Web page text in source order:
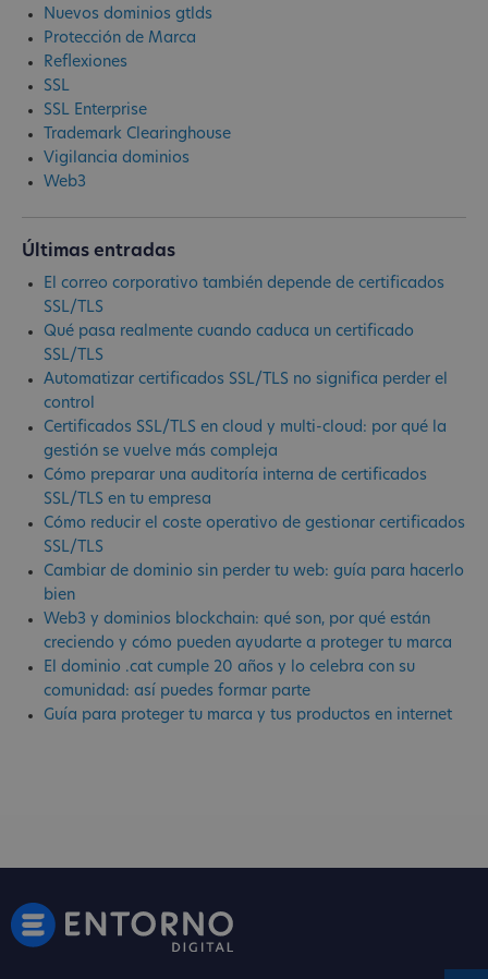
Nuevos dominios gtlds
Protección de Marca
Reflexiones
SSL
SSL Enterprise
Trademark Clearinghouse
Vigilancia dominios
Web3
Últimas entradas
El correo corporativo también depende de certificados
SSL/TLS
Qué pasa realmente cuando caduca un certificado
SSL/TLS
Automatizar certificados SSL/TLS no significa perder el
control
Certificados SSL/TLS en cloud y multi-cloud: por qué la
gestión se vuelve más compleja
Cómo preparar una auditoría interna de certificados
SSL/TLS en tu empresa
Cómo reducir el coste operativo de gestionar certificados
SSL/TLS
Cambiar de dominio sin perder tu web: guía para hacerlo
bien
Web3 y dominios blockchain: qué son, por qué están
creciendo y cómo pueden ayudarte a proteger tu marca
El dominio .cat cumple 20 años y lo celebra con su
comunidad: así puedes formar parte
Guía para proteger tu marca y tus productos en internet